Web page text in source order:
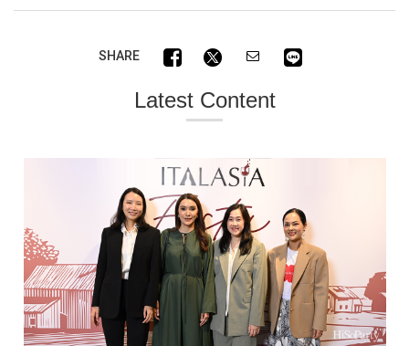
SHARE
Latest Content